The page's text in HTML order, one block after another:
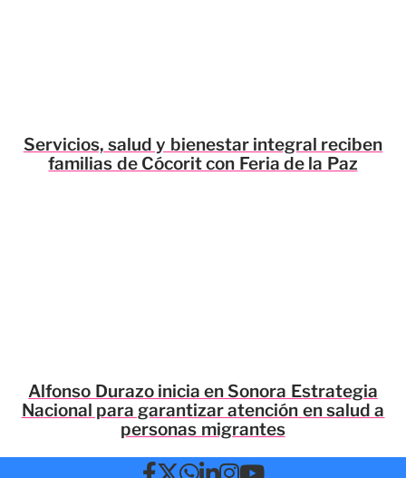
Servicios, salud y bienestar integral reciben
familias de Cócorit con Feria de la Paz
Alfonso Durazo inicia en Sonora Estrategia
Nacional para garantizar atención en salud a
personas migrantes